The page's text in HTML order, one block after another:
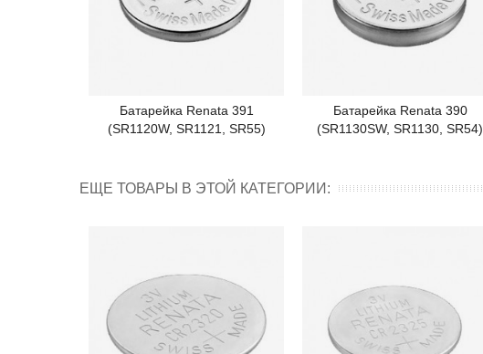
Подробнее
Батарейка Renata 391
(SR1120W, SR1121, SR55)
Подробнее
Батарейка Renata 390
(SR1130SW, SR1130, SR54)
ЕЩЕ ТОВАРЫ В ЭТОЙ КАТЕГОРИИ: